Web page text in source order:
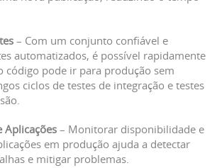
– Com um conjunto confiável e
automatizados, é possível rapidamente
código pode ir para produção sem
ciclos de testes de integração e testes
– Monitorar disponibilidade e
em produção ajuda a detectar
e mitigar problemas.